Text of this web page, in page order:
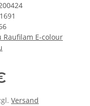
Raufilam E-colour
Versand